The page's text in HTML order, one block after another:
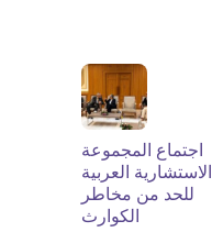
اجتماع المجموعة
الاستشارية العربية
للحد من مخاطر
الكوارث